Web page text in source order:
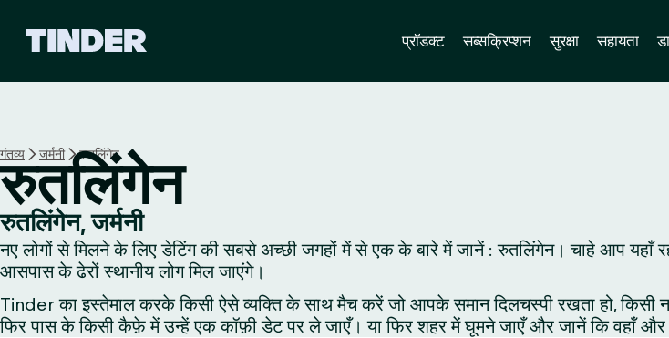
म
प्रॉडक्ट सब्सक्रिप्शन सुरक्षा सहायता
गंतव्य जर्मनी रुतलिंगेन
रुतलिंगेन
रुतलिंगेन, जर्मनी
नए लोगों से मिलने के लिए डेटिंग की सबसे अच्छी जगहों में से एक के बारे में जानें : रुतलिंगेन। चाहे आप यहाँ
आसपास के ढेरों स्थानीय लोग मिल जाएंगे।
Tinder का इस्तेमाल करके किसी ऐसे व्यक्ति के साथ मैच करें जो आपके समान दिलचस्पी रखता हो, किसी
फिर पास के किसी कैफ़े में उन्हें एक कॉफ़ी डेट पर ले जाएँ। या फिर शहर में घूमने जाएँ और जानें कि वहाँ और